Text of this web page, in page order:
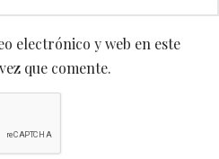
electrónico y web en este
que comente.